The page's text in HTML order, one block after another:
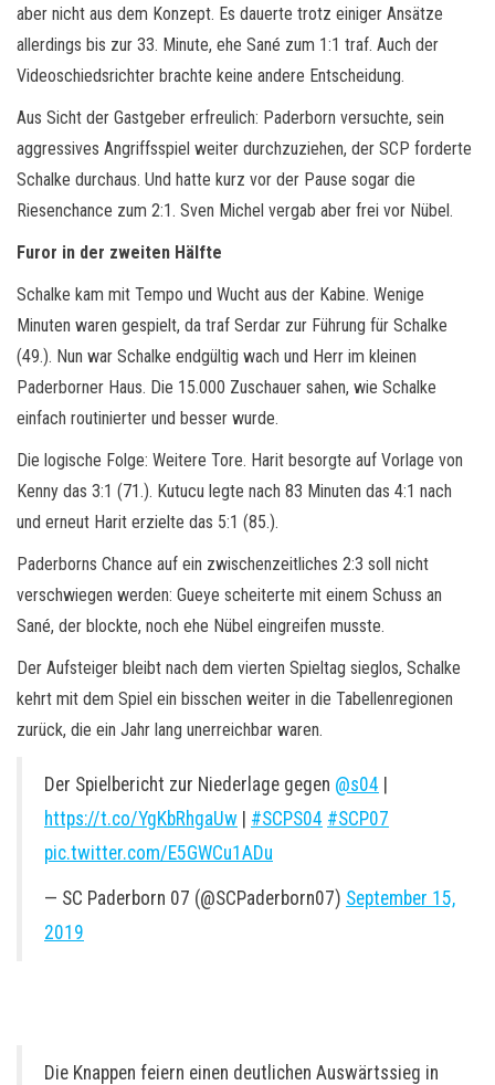
aber nicht aus dem Konzept. Es dauerte trotz einiger Ansätze
allerdings bis zur 33. Minute, ehe Sané zum 1:1 traf. Auch der
Videoschiedsrichter brachte keine andere Entscheidung.
Aus Sicht der Gastgeber erfreulich: Paderborn versuchte, sein
aggressives Angriffsspiel weiter durchzuziehen, der SCP forderte
Schalke durchaus. Und hatte kurz vor der Pause sogar die
Riesenchance zum 2:1. Sven Michel vergab aber frei vor Nübel.
Furor in der zweiten Hälfte
Schalke kam mit Tempo und Wucht aus der Kabine. Wenige
Minuten waren gespielt, da traf Serdar zur Führung für Schalke
(49.). Nun war Schalke endgültig wach und Herr im kleinen
Paderborner Haus. Die 15.000 Zuschauer sahen, wie Schalke
einfach routinierter und besser wurde.
Die logische Folge: Weitere Tore. Harit besorgte auf Vorlage von
Kenny das 3:1 (71.). Kutucu legte nach 83 Minuten das 4:1 nach
und erneut Harit erzielte das 5:1 (85.).
Paderborns Chance auf ein zwischenzeitliches 2:3 soll nicht
verschwiegen werden: Gueye scheiterte mit einem Schuss an
Sané, der blockte, noch ehe Nübel eingreifen musste.
Der Aufsteiger bleibt nach dem vierten Spieltag sieglos, Schalke
kehrt mit dem Spiel ein bisschen weiter in die Tabellenregionen
zurück, die ein Jahr lang unerreichbar waren.
Der Spielbericht zur Niederlage gegen @s04
https://t.co/YgKbRhgaUw
#SCPS04 #SCP07
pic.twitter.com/E5GWCu1ADu
— SC Paderborn 07 (@SCPaderborn07) September 15,
2019
Die Knappen feiern einen deutlichen Auswärtssieg in